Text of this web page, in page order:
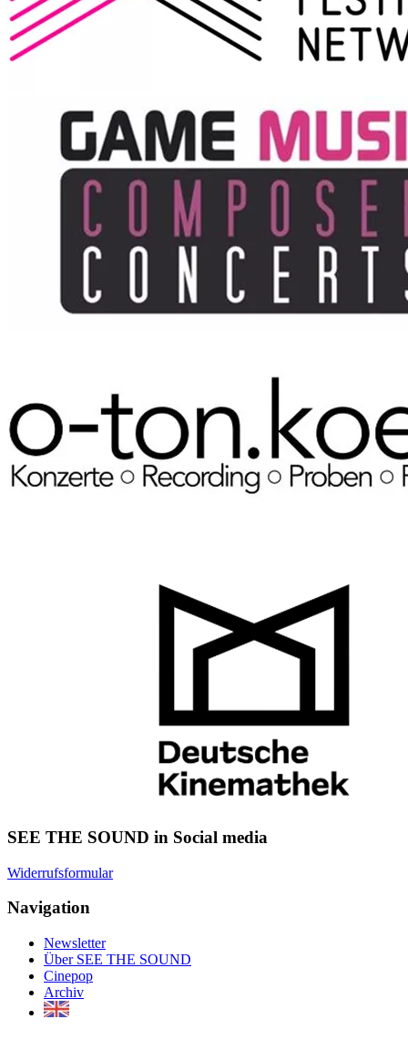
SEE THE SOUND in Social media
Widerrufsformular
Navigation
Newsletter
Über SEE THE SOUND
Cinepop
Archiv